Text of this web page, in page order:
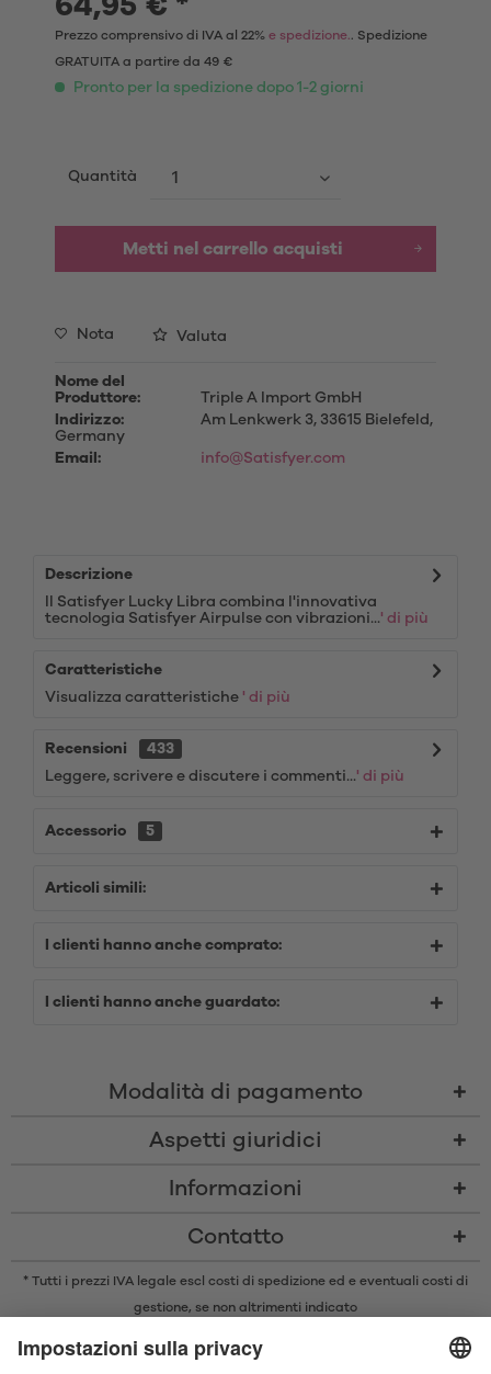
64,95 € *
Prezzo comprensivo di IVA al 22% e spedizione.. Spedizione
GRATUITA a partire da 49 €
Pronto per la spedizione dopo 1-2 giorni
Quantità
Metti nel carrello acquisti
Nota Valuta
Nome del
Produttore:
Triple A Import GmbH
Indirizzo:
Am Lenkwerk 3, 33615 Bielefeld,
Germany
Email:
info@Satisfyer.com
Descrizione
Il Satisfyer Lucky Libra combina l'innovativa
tecnologia Satisfyer Airpulse con vibrazioni...' di più
Caratteristiche
Visualizza caratteristiche ' di più
Recensioni
433
Leggere, scrivere e discutere i commenti...' di più
Accessorio 5
Articoli simili:
I clienti hanno anche comprato:
I clienti hanno anche guardato:
Modalità di pagamento
Aspetti giuridici
Informazioni
Contatto
* Tutti i prezzi IVA legale escl costi di spedizione ed e eventuali costi di
gestione, se non altrimenti indicato
Bluetooth SIG, Inc. e qualsiasi utilizzo di tali marchi da parte di Satisfyer